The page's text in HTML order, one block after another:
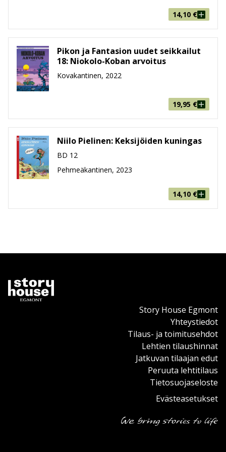
14,10 €
Pikon ja Fantasion uudet seikkailut
18: Niokolo-Koban arvoitus
Kovakantinen, 2022
19,95 €
Niilo Pielinen: Keksijöiden kuningas
BD 12
Pehmeäkantinen, 2023
14,10 €
Story House Egmont
Yhteystiedot
Tilaus- ja toimitusehdot
Lehtien tilaushinnat
Jatkuvan tilaajan edut
Peruuta lehtitilaus
Tietosuojaseloste
Evästeasetukset